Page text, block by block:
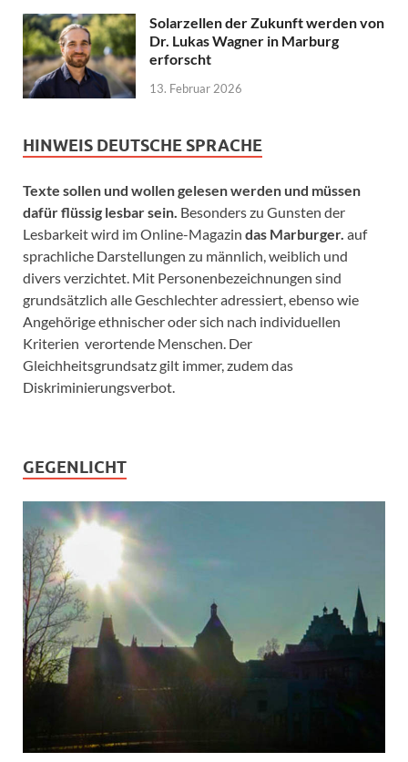
Solarzellen der Zukunft werden von
Dr. Lukas Wagner in Marburg
erforscht
13. Februar 2026
HINWEIS DEUTSCHE SPRACHE
Texte sollen und wollen gelesen werden und müssen
dafür flüssig lesbar sein. Besonders zu Gunsten der
Lesbarkeit wird im Online-Magazin das Marburger. auf
sprachliche Darstellungen zu männlich, weiblich und
divers verzichtet. Mit Personenbezeichnungen sind
grundsätzlich alle Geschlechter adressiert, ebenso wie
Angehörige ethnischer oder sich nach individuellen
Kriterien verortende Menschen. Der
Gleichheitsgrundsatz gilt immer, zudem das
Diskriminierungsverbot.
GEGENLICHT